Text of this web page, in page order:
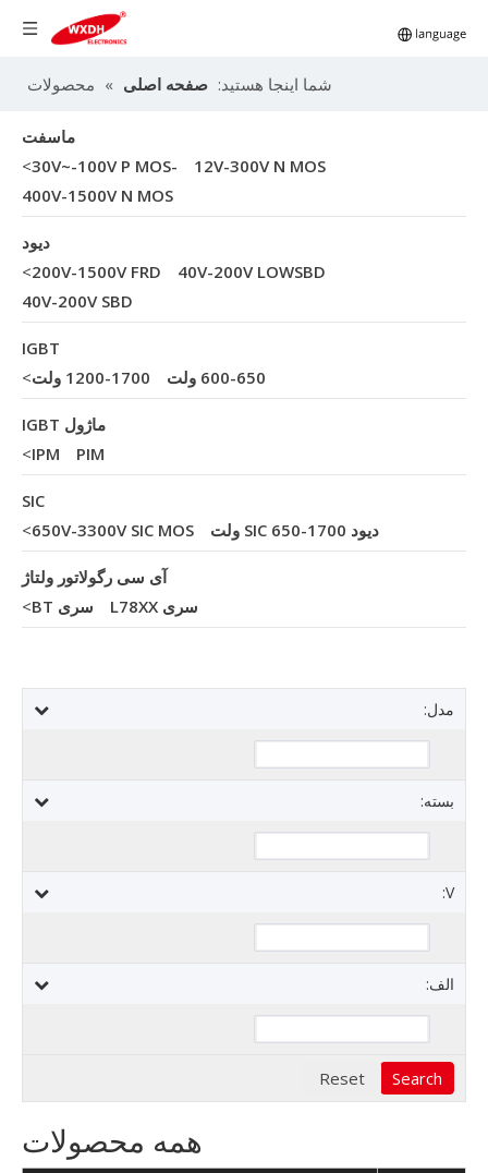
شما اینجا هستید: صفحه اصلی » محصولات
ماسفت
>
-30V~-100V P MOS
12V-300V N MOS
400V-1500V N MOS
دیود
>200V-1500V FRD
40V-200V LOWSBD
40V-200V SBD
IGBT
>
1200-1700 ولت 600-650 ولت
ماژول IGBT
>IPM PIM
SIC
>650V-3300V SIC MOS دیود SIC 650-1700 ولت
آی سی رگولاتور ولتاژ
>
سری BT سری L78XX
مدل:
بسته:
V:
الف:
همه محصولات